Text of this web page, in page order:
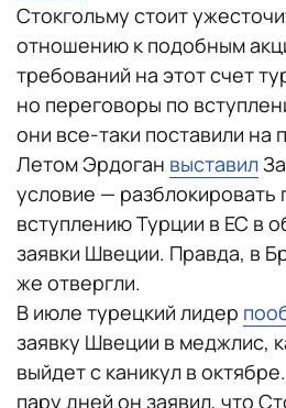
Стокгольму стоит
отношению к подобным
требований на этот счет
но переговоры по
они все-таки поставили на
Летом Эрдоган выставил
условие — разблокировать
вступлению Турции в ЕС в
заявки Швеции. Правда, в
же отвергли.
В июле турецкий лидер
заявку Швеции в меджлис,
выйдет с каникул в
пару дней он заявил, что